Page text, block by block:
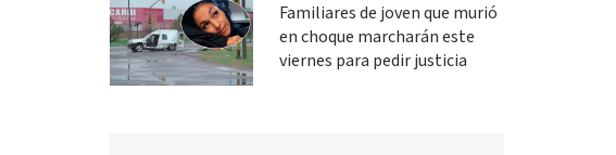
Familiares de joven que murió
en choque marcharán este
viernes para pedir justicia